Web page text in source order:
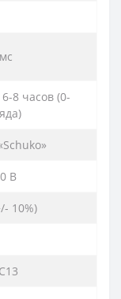
8 часов (0-
В
10%)